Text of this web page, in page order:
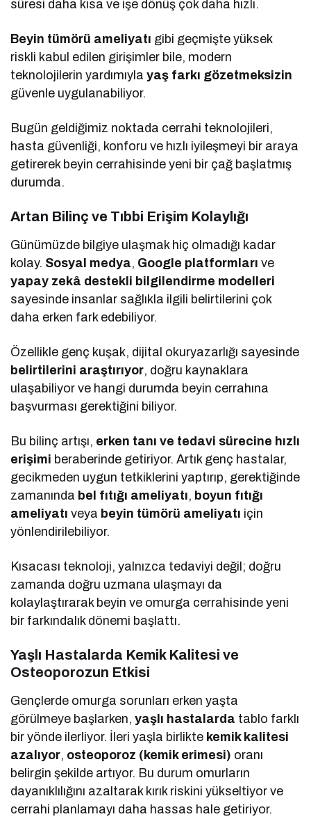
süresi daha kısa ve işe dönüş çok daha hızlı.
Beyin tümörü ameliyatı gibi geçmişte yüksek
riskli kabul edilen girişimler bile, modern
teknolojilerin yardımıylayaş farkı gözetmeksizin
güvenle uygulanabiliyor.
Bugün geldiğimiz noktada cerrahi teknolojileri,
hasta güvenliği, konforu ve hızlı iyileşmeyi bir araya
getirerek beyin cerrahisinde yeni bir çağ başlatmış
durumda.
Artan Bilinç ve Tıbbi Erişim Kolaylığı
Günümüzde bilgiye ulaşmak hiç olmadığı kadar
kolay. Sosyal medya, Google platformları ve
yapay zekâ destekli bilgilendirme modelleri
sayesinde insanlar sağlıkla ilgili belirtilerini çok
daha erken fark edebiliyor.
Özellikle genç kuşak, dijital okuryazarlığı sayesinde
belirtilerini araştırıyor, doğru kaynaklara
ulaşabiliyor ve hangi durumda beyin cerrahına
başvurması gerektiğini biliyor.
Bu bilinç artışı, erken tanı ve tedavi sürecine hızlı
erişimi beraberinde getiriyor. Artık genç hastalar,
gecikmeden uygun tetkiklerini yaptırıp, gerektiğinde
zamanında bel fıtığı ameliyatı, boyun fıtığı
ameliyatı veya beyin tümörü ameliyatı için
yönlendirilebiliyor.
Kısacası teknoloji, yalnızca tedaviyi değil; doğru
zamanda doğru uzmana ulaşmayı da
kolaylaştırarak beyin ve omurga cerrahisinde yeni
bir farkındalık dönemi başlattı.
Yaşlı Hastalarda Kemik Kalitesi ve
Osteoporozun Etkisi
Gençlerde omurga sorunları erken yaşta
görülmeye başlarken,yaşlı hastalarda tablo farklı
bir yönde ilerliyor. İleri yaşla birlikte kemik kalitesi
azalıyor, osteoporoz (kemik erimesi) oranı
belirgin şekilde artıyor. Bu durum omurların
dayanıklılığını azaltarak kırık riskini yükseltiyor ve
cerrahi planlamayı daha hassas hale getiriyor.